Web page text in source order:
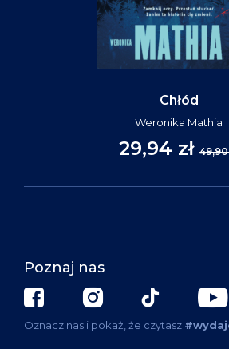
Chłód
Weronika Mathia
29,94 zł 49,90
Poznaj nas
Oznacz nas i pokaż, że czytasz